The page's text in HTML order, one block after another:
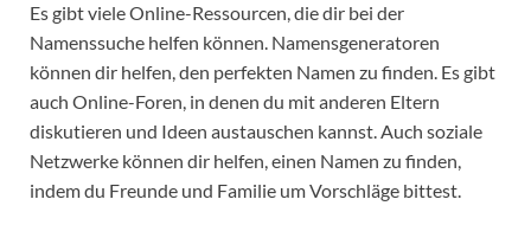
Es gibt viele Online-Ressourcen, die dir bei der
Namenssuche helfen können. Namensgeneratoren
können dir helfen, den perfekten Namen zu finden. Es gibt
auch Online-Foren, in denen du mit anderen Eltern
diskutieren und Ideen austauschen kannst. Auch soziale
Netzwerke können dir helfen, einen Namen zu finden,
indem du Freunde und Familie um Vorschläge bittest.